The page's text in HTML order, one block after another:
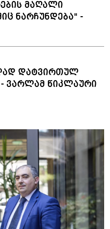
მაღალი
ნარჩუნდება" -
დატვირთულ
ვარლამ წიკლაური